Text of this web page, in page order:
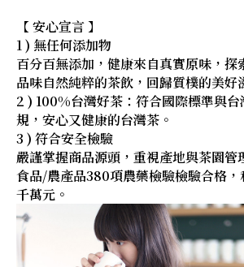
【 安心宣言 】
1 ) 無任何添加物
百分百無添加，健康來自真實原味，探
品味自然純粹的茶飲，回歸質樸的美好
2 ) 100%台灣好茶：符合國際標準與
規，安心又健康的台灣茶。
3 ) 符合安全檢驗
嚴謹掌握商品源頭，重視產地與茶園管
食品/農產品380項農藥檢驗檢驗合格
千萬元。